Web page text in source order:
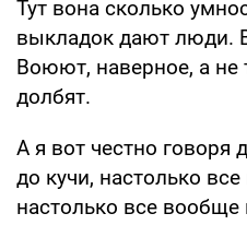
Тут вона сколько
выкладок дают люди.
Воюют, наверное, а не
долбят.
А я вот честно говоря
до кучи, настолько
настолько все вообще